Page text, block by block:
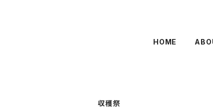
HOME
収穫祭